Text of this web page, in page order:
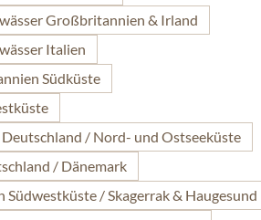
Großbritannien & Irland
Italien
Südküste
/ Nord- und Ostseeküste
/ Dänemark
Südwestküste / Skagerrak & Haugesund